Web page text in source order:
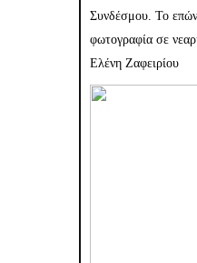
Συνδέσμου. Το
φωτογραφία σε
Ελένη Ζαφειρίου